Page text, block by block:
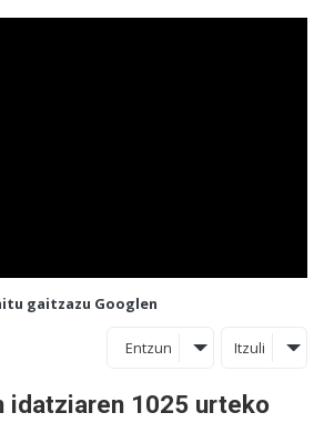
gaitzazu Googlen
Entzun Itzuli
idatziaren 1025 urteko